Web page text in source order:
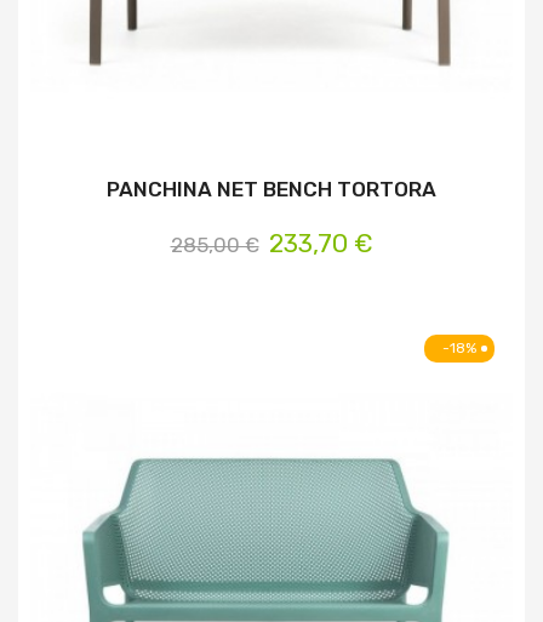
PANCHINA NET BENCH TORTORA
285,00 € 233,70 €
-18%